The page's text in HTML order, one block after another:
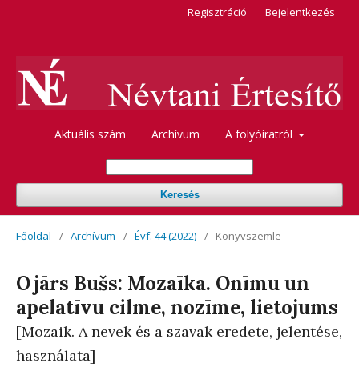
Aktuális szám Archívum A folyóiratról
Keresés
Regisztráció Bejelentkezés
Főoldal / Archívum / Évf. 44 (2022) / Könyvszemle
Ojārs Bušs: Mozaīka. Onīmu un
apelatīvu cilme, nozīme, lietojums
[Mozaik. A nevek és a szavak eredete, jelentése,
használata]